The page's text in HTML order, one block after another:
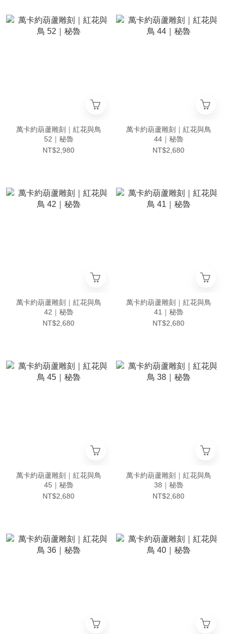
萬卡約葫蘆雕刻｜紅花與鳥
52｜秘魯
NT$2,980
萬卡約葫蘆雕刻｜紅花與鳥
44｜秘魯
NT$2,680
萬卡約葫蘆雕刻｜紅花與鳥
42｜秘魯
NT$2,680
萬卡約葫蘆雕刻｜紅花與鳥
41｜秘魯
NT$2,680
萬卡約葫蘆雕刻｜紅花與鳥
45｜秘魯
NT$2,680
萬卡約葫蘆雕刻｜紅花與鳥
38｜秘魯
NT$2,680